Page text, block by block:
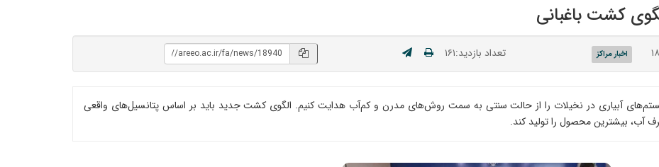
کشت باغبانی
اخبار مراکز تعداد بازدید:۱۶۱
آبیاری در نخیلات را از حالت سنتی به سمت روش‌های مدرن و کم‌آب هدایت کنیم. الگوی کشت جدید باید بر اساس پتانسیل‌های واقعی
آب، بیشترین محصول را تولید کند.